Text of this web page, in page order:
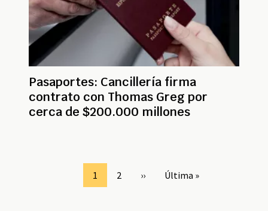
Pasaportes: Cancillería firma
contrato con Thomas Greg por
cerca de $200.000 millones
Page
1 Page
2
Siguiente
››
Última
Última »